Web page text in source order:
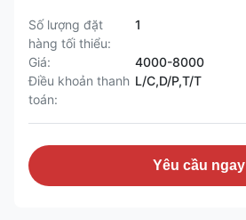
Số lượng đặt
hàng tối thiểu:
1
Giá:
4000-8000
Điều khoản thanh
toán:
L/C,D/P,T/T
Yêu cầu ngay